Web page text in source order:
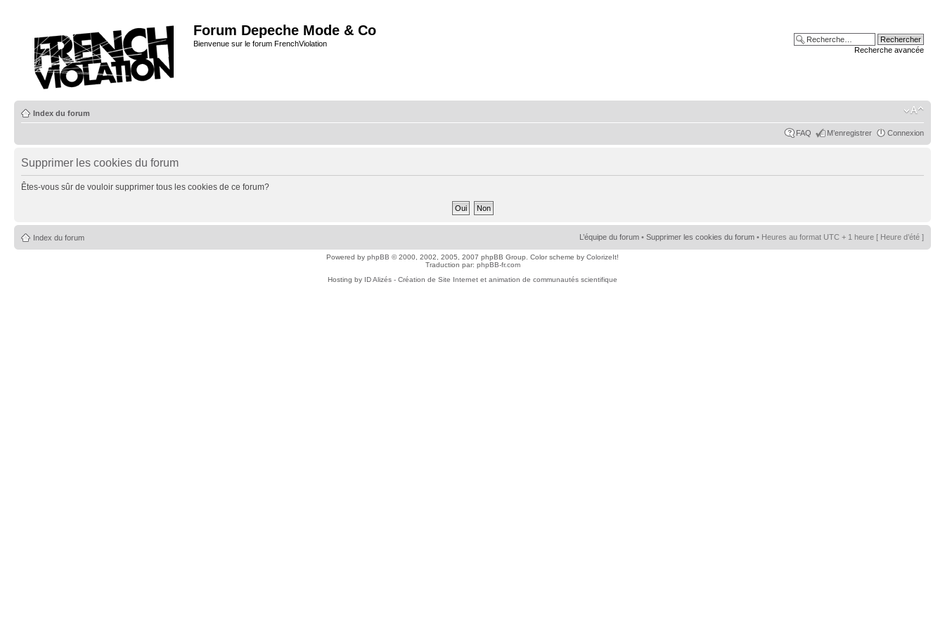
Forum Depeche Mode & Co
Bienvenue sur le forum FrenchViolation
Recherche avancée
Index du forum
FAQ M’enregistrer Connexion
Supprimer les cookies du forum
Êtes-vous sûr de vouloir supprimer tous les cookies de ce forum?
Index du forum L’équipe du forum • Supprimer les cookies du forum • Heures au format UTC + 1 heure [ Heure d’été ]
Powered by phpBB © 2000, 2002, 2005, 2007 phpBB Group. Color scheme by ColorizeIt!
Traduction par: phpBB-fr.com
Hosting by ID Alizés - Création de Site Internet et animation de communautés scientifique